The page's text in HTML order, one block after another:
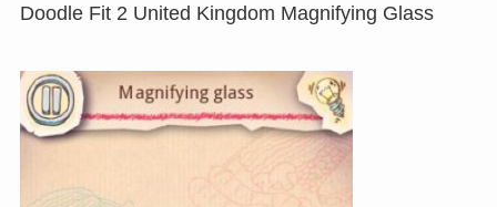
Doodle Fit 2 United Kingdom Magnifying Glass